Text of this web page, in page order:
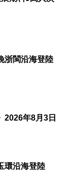
浙閩沿海登陸
2026年8月3日
環沿海登陸